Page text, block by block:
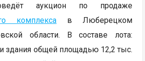
аукцион по продаже
комплекса в Люберецком
области. В составе лота:
и здания общей площадью 12,2 тыс.